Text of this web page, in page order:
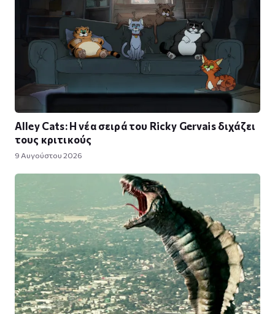
Alley Cats: Η νέα σειρά του Ricky Gervais διχάζει
τους κριτικούς
9 Αυγούστου 2026